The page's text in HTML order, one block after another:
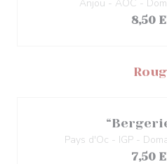
Anjou - AOC -
8,50
Pays d'Oc - IGP -
7,50